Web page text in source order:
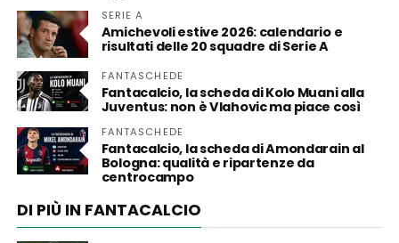
SERIE A
Amichevoli estive 2026: calendario e
risultati delle 20 squadre di Serie A
FANTASCHEDE
Fantacalcio, la scheda di Kolo Muani alla
Juventus: non è Vlahovic ma piace così
FANTASCHEDE
Fantacalcio, la scheda di Amondarain al
Bologna: qualità e ripartenze da
centrocampo
DI PIÙ IN FANTACALCIO